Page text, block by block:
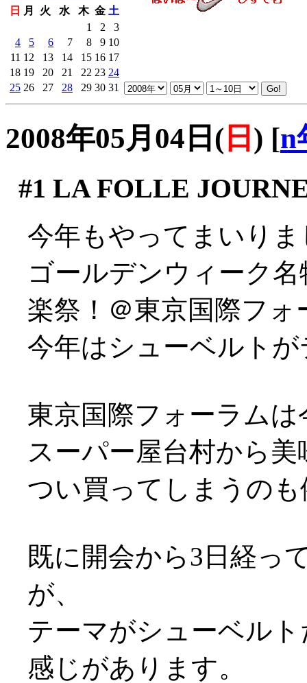
日
月 火 水 木 金 土
1
2
3
4
5 6 7 8 9 10
11 12 13 14 15 16 17
18 19 20 21 22 23 24
25 26 27 28 29 30 31
2008年05月04日( 日 ) [n
#1 LA FOLLE
今年もやってまいり
ゴールデンウィーク
楽祭！＠東京国際フォ
今年はシューベルト
東京国際フォーラム
スーパー屋台村から
つい買ってしまうの
既に開会から3日経っ
が、
テーマがシューベル
感じがあります。